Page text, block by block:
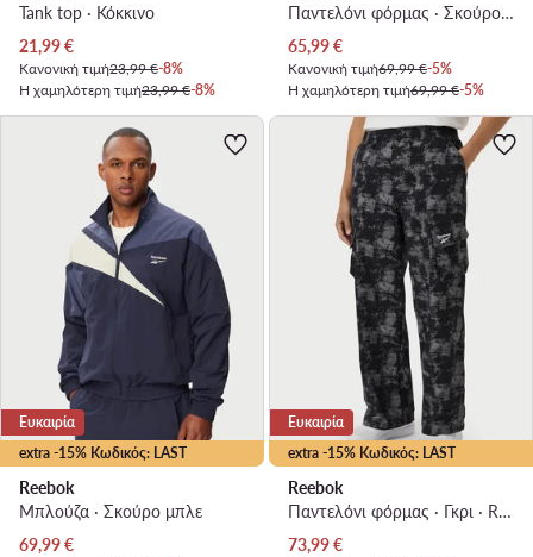
Tank top · Κόκκινο
Τρέχουσα τιμή
21,99€
Κανονική τιμή23,99 €-8%
Η χαμηλότερη τιμή23,99 €-8%
Παντελόνι φόρμας · Σκούρο μπλε · Regular Fit
Τρέχουσα τιμή
65,99€
Κανονική τιμή69,99 €-5%
Η χαμηλότερη τιμή69,99 €-5%
extra -15% Κωδικός: LAST
Ευκαιρία
Reebok
Μπλούζα · Σκούρο μπλε
Τρέχουσα τιμή
69,99€
extra -15% Κωδικός: LAST
Ευκαιρία
Reebok
Παντελόνι φόρμας · Γκρι · Regular Fit
Τρέχουσα τιμή
73,99€